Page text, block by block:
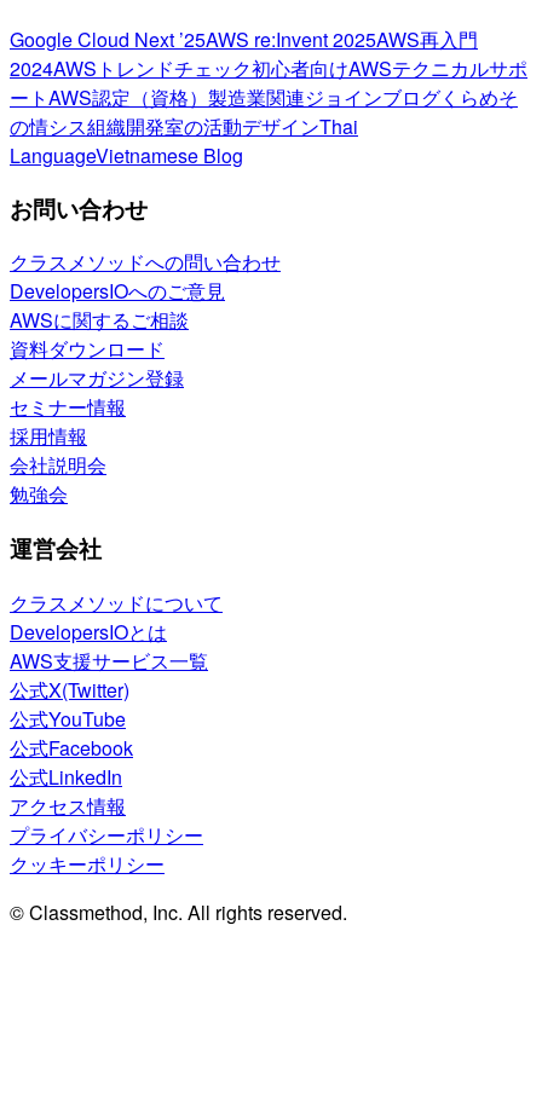
Google Cloud Next ’25AWS re:Invent 2025AWS再入門
2024AWSトレンドチェック初心者向けAWSテクニカルサポ
ートAWS認定（資格） 製造業関連ジョインブログくらめそ
の情シス組織開発室の活動デザインThai
LanguageVietnamese Blog
お問い合わせ
クラスメソッドへの問い合わせ
DevelopersIOへのご意見
AWSに関するご相談
資料ダウンロード
メールマガジン登録
セミナー情報
採用情報
会社説明会
勉強会
運営会社
クラスメソッドについて
DevelopersIOとは
AWS支援サービス一覧
公式X(Twitter)
公式YouTube
公式Facebook
公式LinkedIn
アクセス情報
プライバシーポリシー
クッキーポリシー
© Classmethod, Inc. All rights reserved.